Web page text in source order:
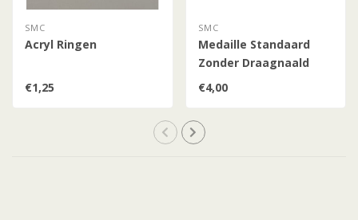
SMC
Acryl Ringen
€1,25
SMC
Medaille Standaard
Zonder Draagnaald
€4,00